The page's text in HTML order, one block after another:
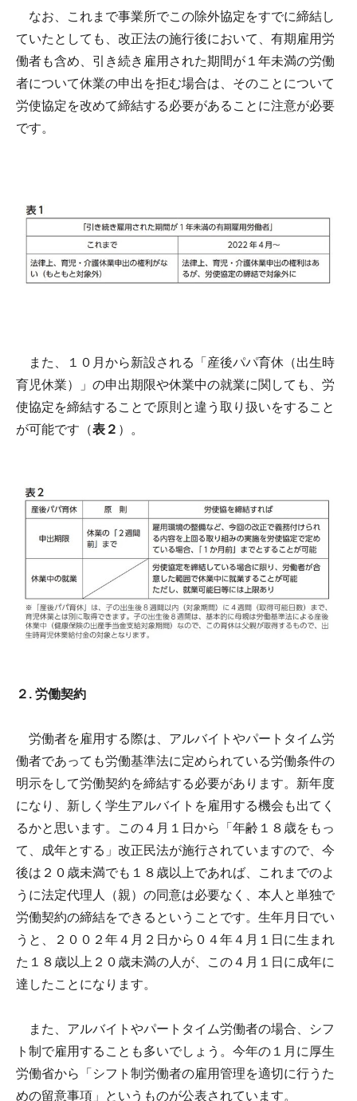
なお、これまで事業所でこの除外協定をすでに締結し
ていたとしても、改正法の施行後において、有期雇用労
働者も含め、引き続き雇用された期間が１年未満の労働
者について休業の申出を拒む場合は、そのことについて
労使協定を改めて締結する必要があることに注意が必要
です。
また、１０月から新設される「産後パパ育休（出生時
育児休業）」の申出期限や休業中の就業に関しても、労
使協定を締結することで原則と違う取り扱いをすること
が可能です（表２ ）。
２. 労働契約
労働者を雇用する際は、アルバイトやパートタイム労
働者であっても労働基準法に定められている労働条件の
明示をして労働契約を締結する必要があります。新年度
になり、新しく学生アルバイトを雇用する機会も出てく
るかと思います。この４月１日から「年齢１８歳をもっ
て、成年とする」改正民法が施行されていますので、今
後は２０歳未満でも１８歳以上であれば、これまでのよ
うに法定代理人（親）の同意は必要なく、本人と単独で
労働契約の締結をできるということです。生年月日でい
うと、２００２年４月２日から０４年４月１日に生まれ
た１８歳以上２０歳未満の人が、この４月１日に成年に
達したことになります。
また、アルバイトやパートタイム労働者の場合、シフ
ト制で雇用することも多いでしょう。今年の１月に厚生
労働省から「シフト制労働者の雇用管理を適切に行うた
めの留意事項」というものが公表されています。